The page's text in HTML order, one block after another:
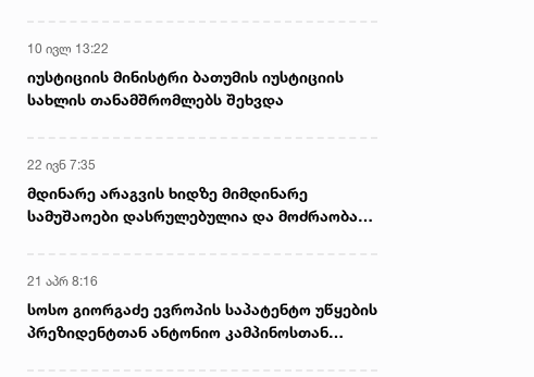
10 ივლ 13:22
იუსტიციის მინისტრი ბათუმის იუსტიციის
სახლის თანამშრომლებს შეხვდა
22 ივნ 7:35
მდინარე არაგვის ხიდზე მიმდინარე
სამუშაოები დასრულებულია და მოძრაობა
21 აპრ 8:16
სოსო გიორგაძე ევროპის საპატენტო უწყების
პრეზიდენტთან ანტონიო კამპინოსთან